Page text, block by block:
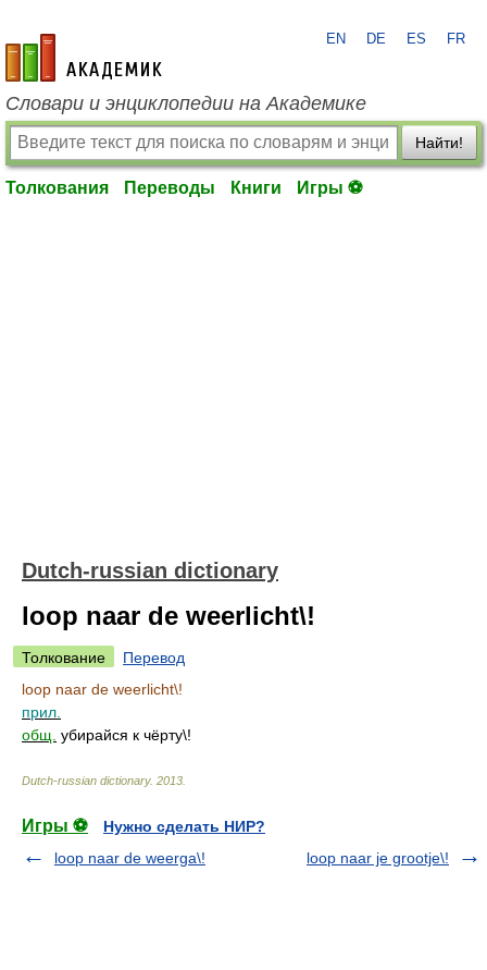
academic.ru
EN DE ES FR
Словари и энциклопедии на Академике
Найти!
Толкования Переводы Книги Игры ⚽
Dutch-russian dictionary
loop naar de weerlicht\!
Толкование
Перевод
loop naar de weerlicht\!
прил.
общ. убирайся к чёрту\!
Dutch-russian dictionary. 2013
Игры ⚽
Нужно сделать НИР?
loop naar de weerga\!
loop naar je grootje\!